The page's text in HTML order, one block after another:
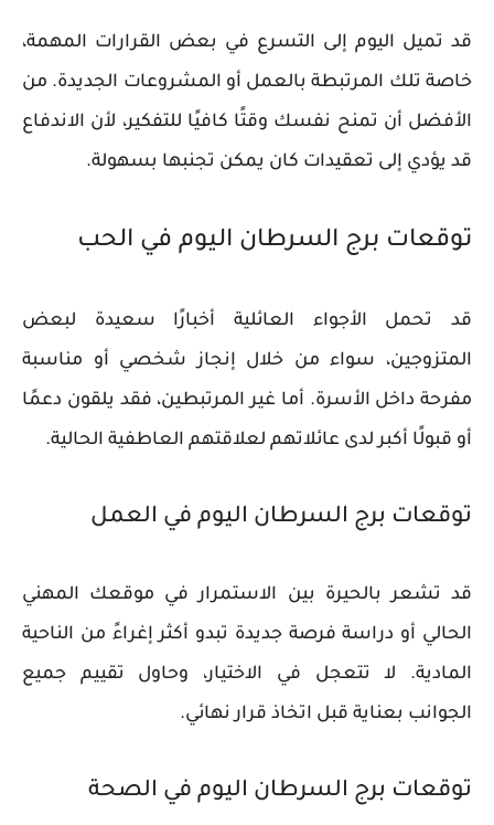
قد تميل اليوم إلى التسرع في بعض القرارات المهمة،
خاصة تلك المرتبطة بالعمل أو المشروعات الجديدة. من
الأفضل أن تمنح نفسك وقتًا كافيًا للتفكير، لأن الاندفاع
قد يؤدي إلى تعقيدات كان يمكن تجنبها بسهولة.
توقعات برج السرطان اليوم في الحب
قد تحمل الأجواء العائلية أخبارًا سعيدة لبعض
المتزوجين، سواء من خلال إنجاز شخصي أو مناسبة
مفرحة داخل الأسرة. أما غير المرتبطين، فقد يلقون دعمًا
أو قبولًا أكبر لدى عائلاتهم لعلاقتهم العاطفية الحالية.
توقعات برج السرطان اليوم في العمل
قد تشعر بالحيرة بين الاستمرار في موقعك المهني
الحالي أو دراسة فرصة جديدة تبدو أكثر إغراءً من الناحية
المادية. لا تتعجل في الاختيار، وحاول تقييم جميع
الجوانب بعناية قبل اتخاذ قرار نهائي.
توقعات برج السرطان اليوم في الصحة